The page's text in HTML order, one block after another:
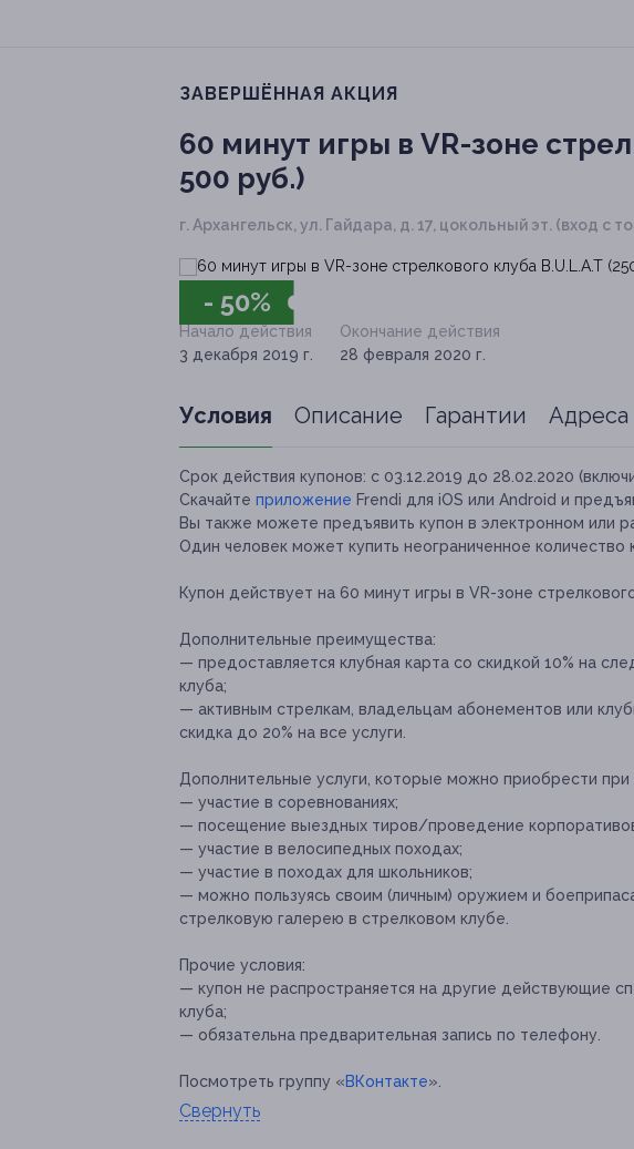
ЗАВЕРШЁННАЯ АКЦИЯ
60 минут игры в VR-зоне
500 руб.)
г. Архангельск, ул. Гайдара, д. 17, цокольный эт. (вход с
- 50%
Начало действия
3 декабря 2019 г.
Окончание действия
28 февраля 2020 г.
Условия Описание Гарантии Адреса
Срок действия купонов: с 03.12.2019 до 28.02.2020
Скачайте приложение Frendi для iOS или Android и
Вы также можете предъявить купон в электронном или
Один человек может купить неограниченное количество
Купон действует на 60 минут игры в VR-зоне
Дополнительные преимущества:
— предоставляется клубная карта со скидкой 10% на
клуба;
— активным стрелкам, владельцам абонементов или
скидка до 20% на все услуги.
Дополнительные услуги, которые можно приобрести
— участие в соревнованиях;
— посещение выездных тиров/проведение
— участие в велосипедных походах;
— участие в походах для школьников;
— можно пользуясь своим (личным) оружием и
стрелковую галерею в стрелковом клубе.
Прочие условия:
— купон не распространяется на другие действующие
клуба;
— обязательна предварительная запись по телефону.
Посмотреть группу «ВКонтакте».
Свернуть